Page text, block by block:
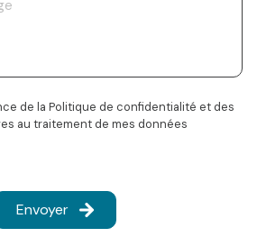
de la Politique de confidentialité et des
au traitement de mes données
Envoyer